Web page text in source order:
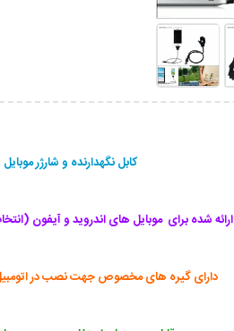
کابل نگهدارنده و شارژر موبایل HAND
ارائه شده برای موبایل های اندروید و آیفون
دارای گیره های مخصوص جهت نصب در